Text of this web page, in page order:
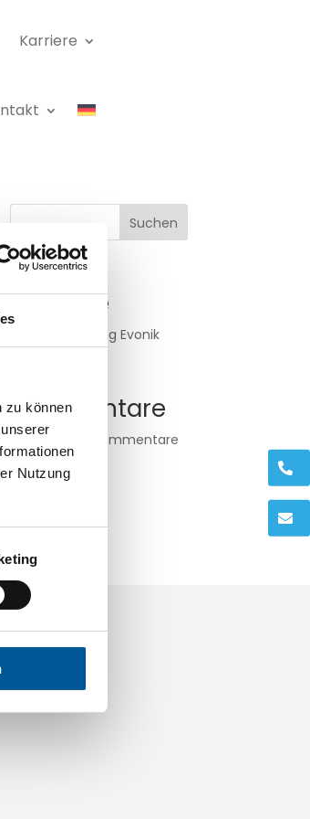
zu können
Nutzung
Karriere
Suchen
Neueste
Beiträge
Pressemitteilung Evonik
Kommentare
Es sind keine Kommentare
vorhanden.